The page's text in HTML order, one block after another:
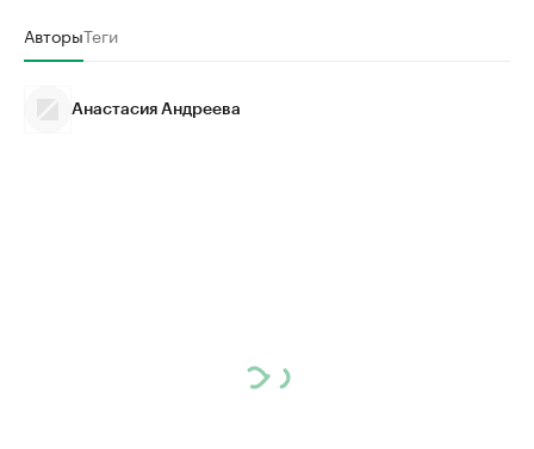
АвторыТеги
Анастасия Андреева